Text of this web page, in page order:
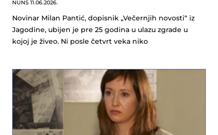
NUNS 11.06.2026.
Novinar Milan Pantić, dopisnik „Večernjih novosti“ iz
Jagodine, ubijen je pre 25 godina u ulazu zgrade u
kojoj je živeo. Ni posle četvrt veka niko